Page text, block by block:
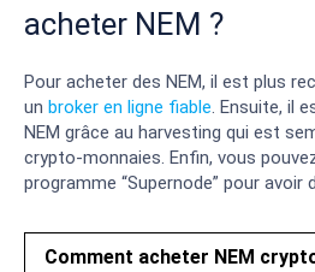
acheter NEM ?
Pour acheter des NEM, il est plus
un broker en ligne fiable. Ensuite, il
NEM grâce au harvesting qui est
crypto-monnaies. Enfin, vous
programme “Supernode” pour avoir
Comment acheter NEM